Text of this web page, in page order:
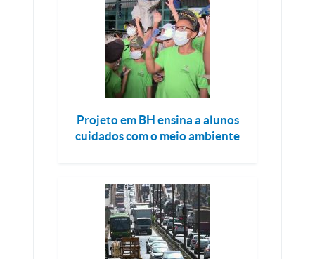
Projeto em BH ensina a alunos
cuidados com o meio ambiente